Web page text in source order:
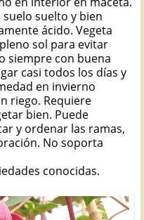
suelto y bien
ácido. Vegeta
sol para evitar
siempre con buena
casi todos los días y
en invierno
riego. Requiere
bien. Puede
y ordenar las ramas,
No soporta
conocidas.